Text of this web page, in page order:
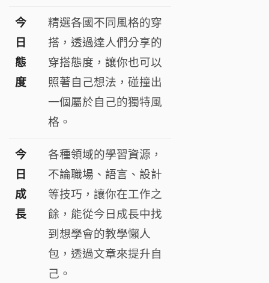
今
日
態
度
精選各國不同風格的穿
搭，透過達人們分享的
穿搭態度，讓你也可以
照著自己想法，碰撞出
一個屬於自己的獨特風
格。
今
日
成
長
各種領域的學習資源，
不論職場、語言、設計
等技巧，讓你在工作之
餘，能從今日成長中找
到想學會的教學懶人
包，透過文章來提升自
己 。